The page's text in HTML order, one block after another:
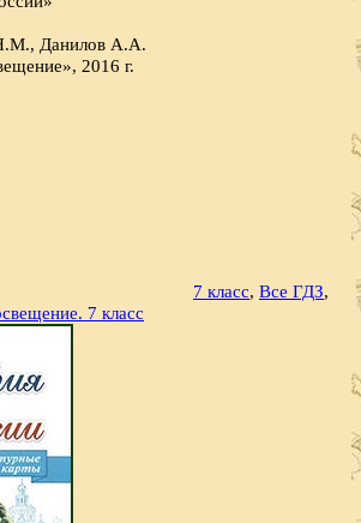
Данилов А.А.
2016 г.
7 класс, Все ГДЗ,
7 класс